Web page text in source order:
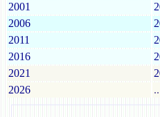
2001
2006
2011
2016
2021
2026
..